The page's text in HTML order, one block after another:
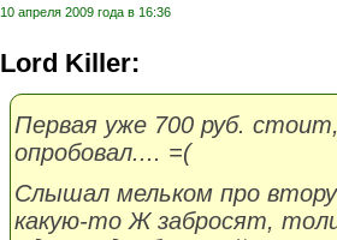
10 апреля 2009 года в 16:36
Lord Killer:
Первая уже 700 руб.
опробовал.... =(
Слышал мельком про
какую-то Ж забросят,